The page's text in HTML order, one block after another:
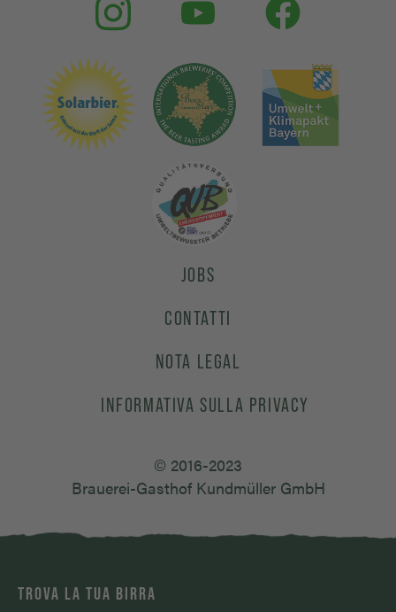
JOBS
CONTATTI
NOTA LEGAL
INFORMATIVA SULLA PRIVACY
© 2016-2023
Brauerei-Gasthof Kundmüller GmbH
TROVA LA TUA BIRRA